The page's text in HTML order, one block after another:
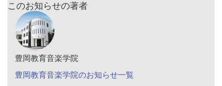
このお知らせの著者
豊岡教育音楽学院
豊岡教育音楽学院のお知らせ一覧